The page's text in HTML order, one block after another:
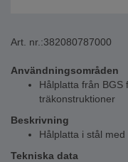
Art. nr.:382080787000
Användningsområden
Hålplatta från BGS
träkonstruktioner
Beskrivning
Hålplatta i stål med
Tekniska data